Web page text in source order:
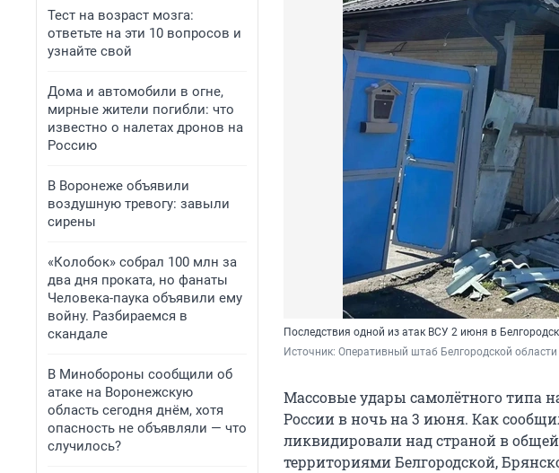
Тест на возраст мозга:
ответьте на эти 10 вопросов и
узнайте свой
Дома и автомобили в огне,
мирные жители погибли: что
известно о налетах дронов на
Россию
В Воронеже объявили
воздушную тревогу: завыли
сирены
«Колобок» собрал 100 млн за
два дня проката, но фанаты
Человека-паука объявили ему
войну. Разбираемся в
скандале
В Минобороны сообщили об
атаке на Воронежскую
область сегодня днём, хотя
опасность не объявляли — что
случилось?
Последствия одной из атак ВСУ 2 июня в
Источник: Оперативный штаб Белгородской
Массовые удары самолётного типа
России в ночь на 3 июня. Как
ликвидировали над страной в
территориями Белгородской,